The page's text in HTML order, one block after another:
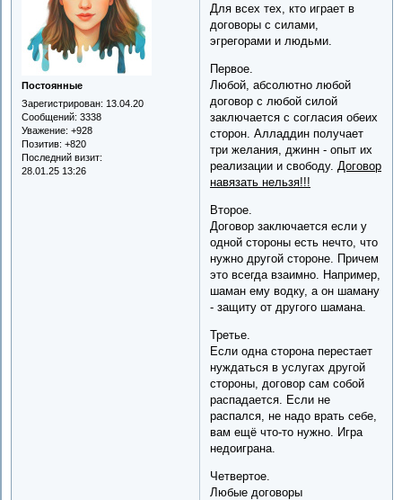
Постоянные
Зарегистрирован: 13.04.20
Сообщений: 3338
Уважение: +928
Позитив: +820
Последний визит:
28.01.25 13:26
Для всех тех, кто играет в
договоры с силами,
эгрегорами и людьми.
Первое.
Любой, абсолютно любой
договор с любой силой
заключается с согласия обеих
сторон. Алладдин получает
три желания, джинн - опыт их
реализации и свободу. Договор
навязать нельзя!!!
Второе.
Договор заключается если у
одной стороны есть нечто, что
нужно другой стороне. Причем
это всегда взаимно. Например,
шаман ему водку, а он шаману
- защиту от другого шамана.
Третье.
Если одна сторона перестает
нуждаться в услугах другой
стороны, договор сам собой
распадается. Если не
распался, не надо врать себе,
вам ещё что-то нужно. Игра
недоиграна.
Четвертое.
Любые договоры